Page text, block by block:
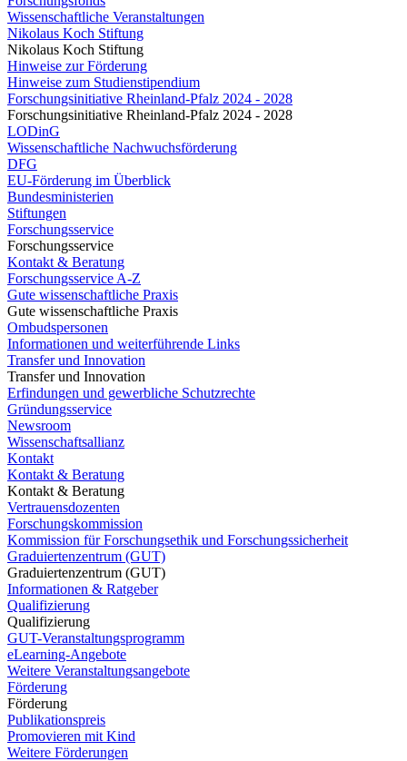
Wissenschaftliche Veranstaltungen
Nikolaus Koch Stiftung
Nikolaus Koch Stiftung
Hinweise zur Förderung
Hinweise zum Studienstipendium
Forschungsinitiative Rheinland-Pfalz 2024 - 2028
Forschungsinitiative Rheinland-Pfalz 2024 - 2028
LODinG
Wissenschaftliche Nachwuchsförderung
DFG
EU-Förderung im Überblick
Bundesministerien
Stiftungen
Forschungsservice
Forschungsservice
Kontakt & Beratung
Forschungsservice A-Z
Gute wissenschaftliche Praxis
Gute wissenschaftliche Praxis
Ombudspersonen
Informationen und weiterführende Links
Transfer und Innovation
Transfer und Innovation
Erfindungen und gewerbliche Schutzrechte
Gründungsservice
Newsroom
Wissenschaftsallianz
Kontakt
Kontakt & Beratung
Kontakt & Beratung
Vertrauensdozenten
Forschungskommission
Kommission für Forschungsethik und Forschungssicherheit
Graduiertenzentrum (GUT)
Graduiertenzentrum (GUT)
Informationen & Ratgeber
Qualifizierung
Qualifizierung
GUT-Veranstaltungsprogramm
eLearning-Angebote
Weitere Veranstaltungsangebote
Förderung
Förderung
Publikationspreis
Promovieren mit Kind
Weitere Förderungen